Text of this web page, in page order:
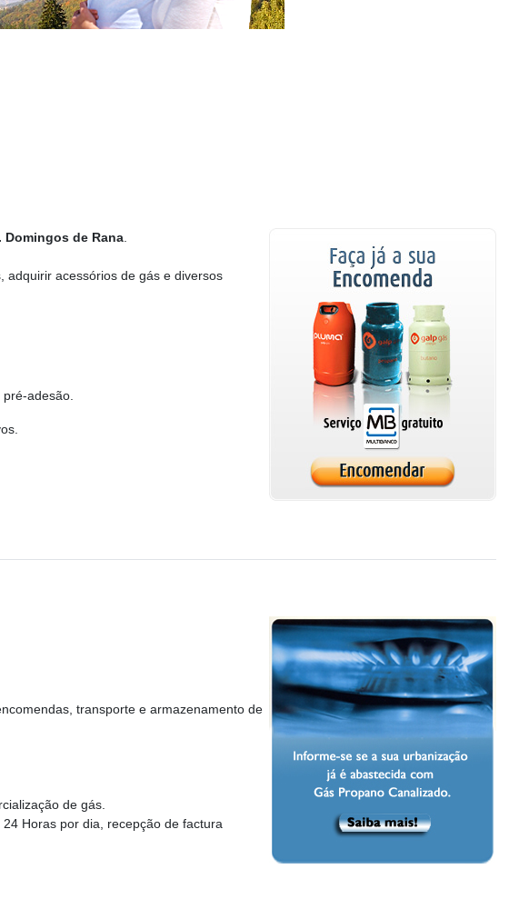
Domingos de Rana
adquirir acessórios de gás e diversos
adesão.
transporte e armazenamento de
de gás.
Horas por dia, recepção de factura